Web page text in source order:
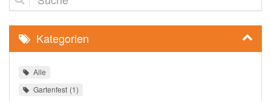
Kategorien
Alle
Gartenfest 1